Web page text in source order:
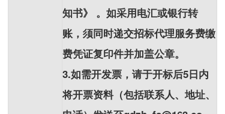
知书》 。如采用电汇或银行转
账，须同时递交招标代理服务费缴
费凭证复印件并加盖公章。
3.如需开发票，请于开标后5日内
将开票资料（包括联系人、地址、